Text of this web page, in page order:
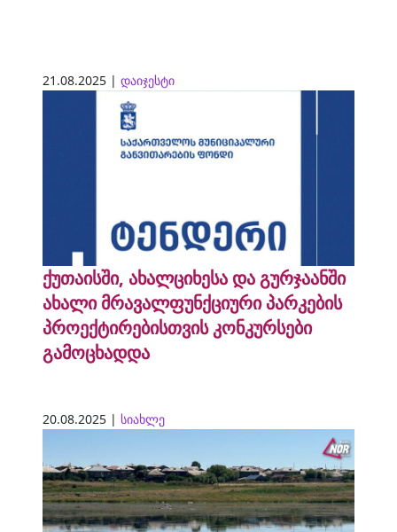
21.08.2025 | დაიჯესტი
ქუთაისში, ახალციხესა და გურჯაანში
ახალი მრავალფუნქციური პარკების
პროექტირებისთვის კონკურსები
გამოცხადდა
20.08.2025 | სიახლე